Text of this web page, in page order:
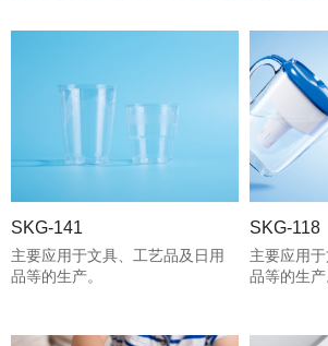
SKG-141
主要应用于文具、工艺品及日用
品等的生产。
SKG-118
主要应用
品等的生产